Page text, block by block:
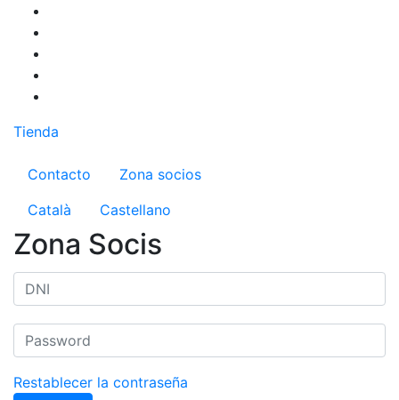
Pasar
contenido
principal
Tienda
Menú del compte d'usuari
Contacto
Zona socios
Català
Castellano
Zona Socis
Restablecer la contraseña